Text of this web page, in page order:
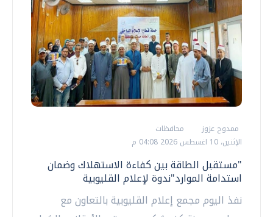
ممدوح عزوز
محافظات
الإثنين، 10 اغسطس 2026 04:08 م
"مستقبل الطاقة بين كفاءة الاستهلاك وضمان
استدامة الموارد"ندوة لإعلام القليوبية
نفذ اليوم مجمع إعلام القليوبية بالتعاون مع